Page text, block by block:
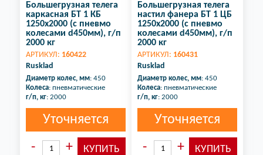
Большегрузная телега
каркасная БТ 1 КБ
1250х2000 (с пневмо
колесами d450мм), г/п
2000 кг
АРТИКУЛ: 160422
Rusklad
Диаметр колес, мм: 450
Колеса: пневматические
г/п, кг: 2000
Уточняется
Большегрузная телега
настил фанера БТ 1 ЦБ
1250х2000 (с пневмо
колесами d450мм), г/п
2000 кг
АРТИКУЛ: 160431
Rusklad
Диаметр колес, мм: 450
Колеса: пневматические
г/п, кг: 2000
Уточняется